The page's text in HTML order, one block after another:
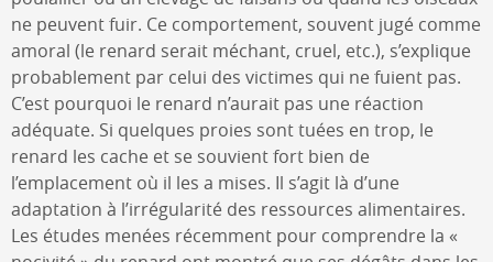
ne peuvent fuir. Ce comportement, souvent jugé comme
amoral (le renard serait méchant, cruel, etc.), s’explique
probablement par celui des victimes qui ne fuient pas.
C’est pourquoi le renard n’aurait pas une réaction
adéquate. Si quelques proies sont tuées en trop, le
renard les cache et se souvient fort bien de
l’emplacement où il les a mises. Il s’agit là d’une
adaptation à l’irrégularité des ressources alimentaires.
Les études menées récemment pour comprendre la «